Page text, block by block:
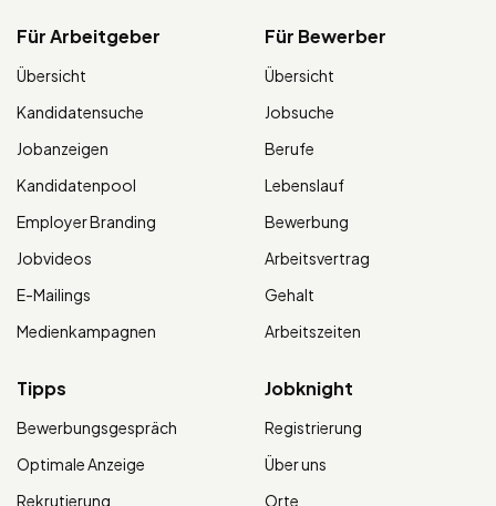
Für Arbeitgeber
Übersicht
Kandidatensuche
Jobanzeigen
Kandidatenpool
Employer Branding
Jobvideos
E-Mailings
Medienkampagnen
Für Bewerber
Übersicht
Jobsuche
Berufe
Lebenslauf
Bewerbung
Arbeitsvertrag
Gehalt
Arbeitszeiten
Tipps
Bewerbungsgespräch
Optimale Anzeige
Rekrutierung
Jobknight
Registrierung
Über uns
Orte